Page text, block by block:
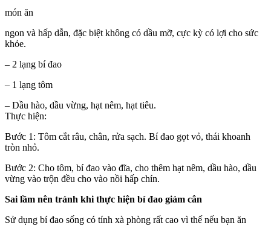
món ăn
ngon và hấp dẫn, đặc biệt không có dầu mỡ, cực kỳ có lợi cho sức
khỏe.
– 2 lạng bí đao
– 1 lạng tôm
– Dầu hào, dầu vừng, hạt nêm, hạt tiêu.
Thực hiện:
Bước 1: Tôm cắt râu, chân, rửa sạch. Bí đao gọt vỏ, thái khoanh
tròn nhỏ.
Bước 2: Cho tôm, bí đao vào đĩa, cho thêm hạt nêm, dầu hào, dầu
vừng vào trộn đều cho vào nồi hấp chín.
Sai lầm nên tránh khi thực hiện bí đao giảm cân
Sử dụng bí đao sống có tính xà phòng rất cao vì thế nếu bạn ăn